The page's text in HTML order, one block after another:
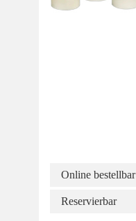
Online bestellbar
Reservierbar